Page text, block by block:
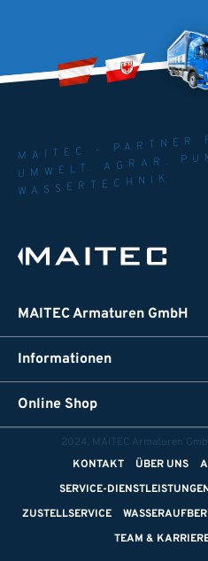
MAITEC - PARTNER
UMWELT. AGRAR.
WASSERTECHNIK
MAITEC Armaturen GmbH
Informationen
Online Shop
2024, MAITEC Armaturen
KONTAKT
ÜBER UNS
SERVICE-
ZUSTELLSERVICE
TEAM &